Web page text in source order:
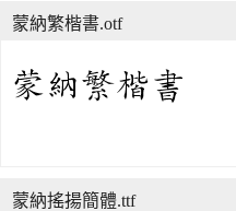
蒙納繁楷書.otf
蒙納搖揚簡體.ttf